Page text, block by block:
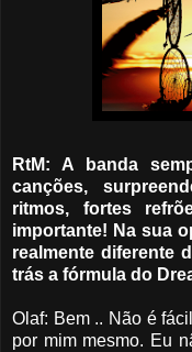
RtM: A banda
canções,
ritmos, fortes
importante! Na sua
realmente diferente
trás a fórmula do
Olaf: Bem .. Não é
por mim mesmo. Eu